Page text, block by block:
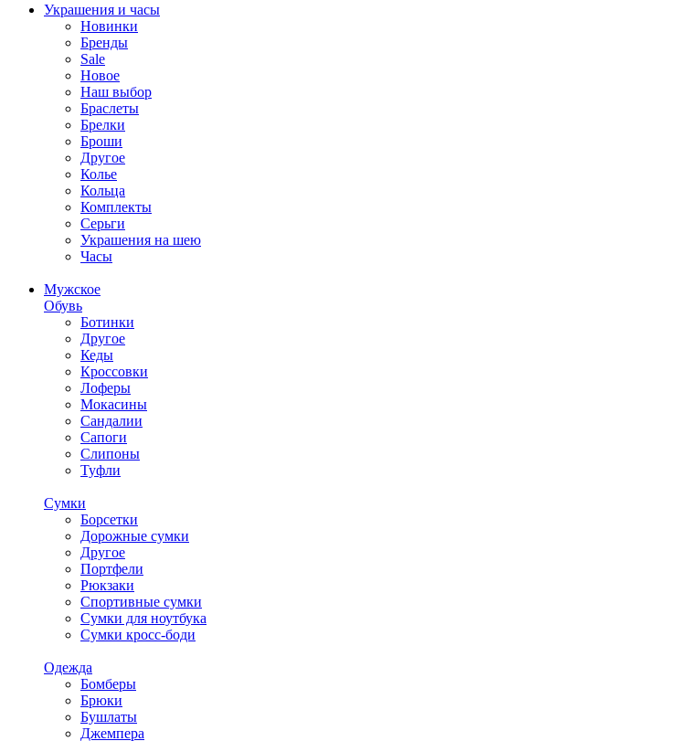
Украшения и часы
Новинки
Бренды
Sale
Новое
Наш выбор
Браслеты
Брелки
Броши
Другое
Колье
Кольца
Комплекты
Серьги
Украшения на шею
Часы
Мужское
Обувь
Ботинки
Другое
Кеды
Кроссовки
Лоферы
Мокасины
Сандалии
Сапоги
Слипоны
Туфли
Сумки
Борсетки
Дорожные сумки
Другое
Портфели
Рюкзаки
Спортивные сумки
Сумки для ноутбука
Сумки кросс-боди
Одежда
Бомберы
Брюки
Бушлаты
Джемпера